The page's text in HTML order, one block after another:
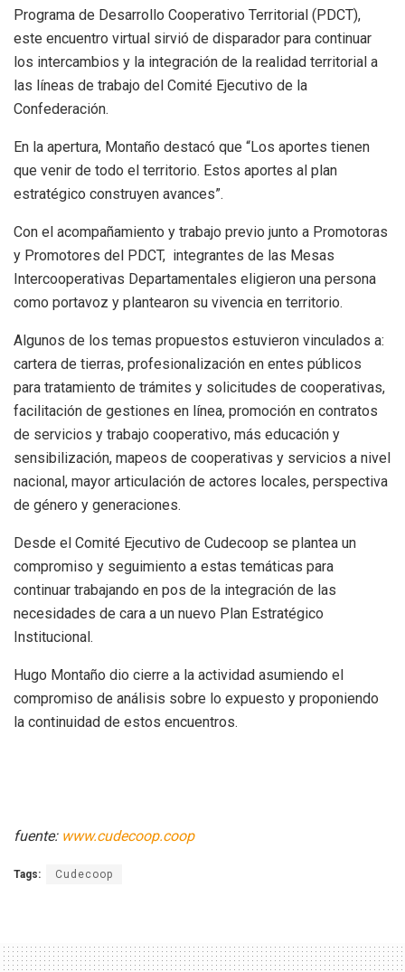
Programa de Desarrollo Cooperativo Territorial (PDCT),
este encuentro virtual sirvió de disparador para continuar
los intercambios y la integración de la realidad territorial a
las líneas de trabajo del Comité Ejecutivo de la
Confederación.
En la apertura, Montaño destacó que “Los aportes tienen
que venir de todo el territorio. Estos aportes al plan
estratégico construyen avances”.
Con el acompañamiento y trabajo previo junto a Promotoras
y Promotores del PDCT, integrantes de las Mesas
Intercooperativas Departamentales eligieron una persona
como portavoz y plantearon su vivencia en territorio.
Algunos de los temas propuestos estuvieron vinculados a:
cartera de tierras, profesionalización en entes públicos
para tratamiento de trámites y solicitudes de cooperativas,
facilitación de gestiones en línea, promoción en contratos
de servicios y trabajo cooperativo, más educación y
sensibilización, mapeos de cooperativas y servicios a nivel
nacional, mayor articulación de actores locales, perspectiva
de género y generaciones.
Desde el Comité Ejecutivo de Cudecoop se plantea un
compromiso y seguimiento a estas temáticas para
continuar trabajando en pos de la integración de las
necesidades de cara a un nuevo Plan Estratégico
Institucional.
Hugo Montaño dio cierre a la actividad asumiendo el
compromiso de análisis sobre lo expuesto y proponiendo
la continuidad de estos encuentros.
fuente: www.cudecoop.coop
Tags: Cudecoop